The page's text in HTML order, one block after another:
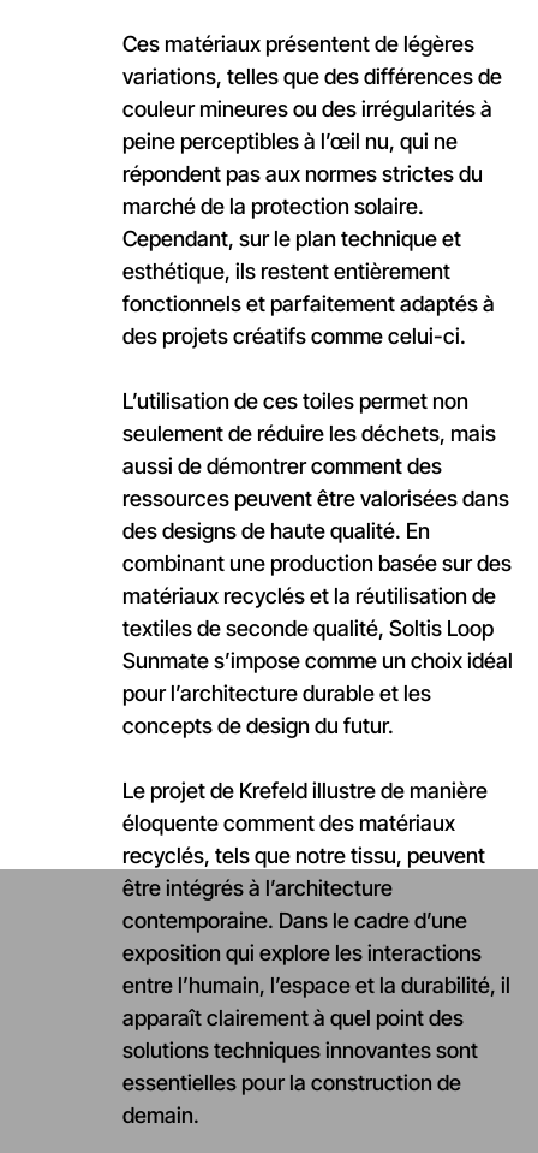
Ces matériaux présentent de légères
variations, telles que des différences de
couleur mineures ou des irrégularités à
peine perceptibles à l’œil nu, qui ne
répondent pas aux normes strictes du
marché de la protection solaire.
Cependant, sur le plan technique et
esthétique, ils restent entièrement
fonctionnels et parfaitement adaptés à
des projets créatifs comme celui-ci.
L’utilisation de ces toiles permet non
seulement de réduire les déchets, mais
aussi de démontrer comment des
ressources peuvent être valorisées dans
des designs de haute qualité. En
combinant une production basée sur des
matériaux recyclés et la réutilisation de
textiles de seconde qualité, Soltis Loop
Sunmates’impose comme un choix idéal
pour l’architecture durable et les
concepts de design du futur.
Le projet de Krefeld illustre de manière
éloquente comment des matériaux
recyclés, tels que notre tissu, peuvent
être intégrés à l’architecture
contemporaine. Dans le cadre d’une
exposition qui explore les interactions
entre l’humain, l’espace et la durabilité, il
apparaît clairement à quel point des
solutions techniques innovantes sont
essentielles pour la construction de
demain.